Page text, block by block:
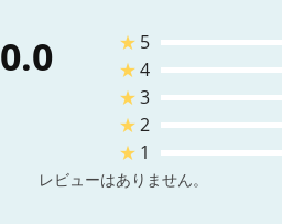
0.0 ★ 5
★4
★3
★2
★ 1
レビューはありません。